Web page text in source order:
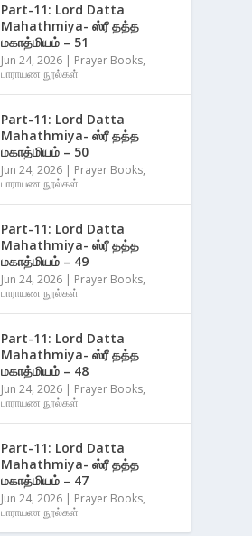
Part-11: Lord Datta
Mahathmiya- ஸ்ரீ தத்த
மகாத்மியம் – 51
Jun 24, 2026 | Prayer Books,
பாராயண நூல்கள்
Part-11: Lord Datta
Mahathmiya- ஸ்ரீ தத்த
மகாத்மியம் – 50
Jun 24, 2026 | Prayer Books,
பாராயண நூல்கள்
Part-11: Lord Datta
Mahathmiya- ஸ்ரீ தத்த
மகாத்மியம் – 49
Jun 24, 2026 | Prayer Books,
பாராயண நூல்கள்
Part-11: Lord Datta
Mahathmiya- ஸ்ரீ தத்த
மகாத்மியம் – 48
Jun 24, 2026 | Prayer Books,
பாராயண நூல்கள்
Part-11: Lord Datta
Mahathmiya- ஸ்ரீ தத்த
மகாத்மியம் – 47
Jun 24, 2026 | Prayer Books,
பாராயண நூல்கள்